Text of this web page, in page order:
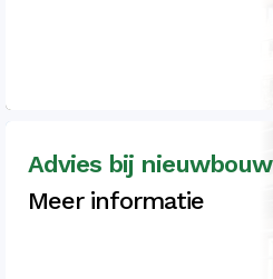
Advies bij nieuwbouw
Meer informatie